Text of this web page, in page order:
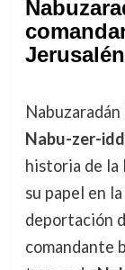
Jerusalén
Nabu-zer-
historia de la
su papel en
deportación
comandante